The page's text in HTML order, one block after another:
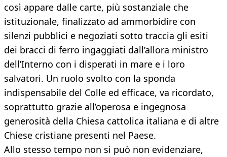
così appare dalle carte, più sostanziale che
istituzionale, finalizzato ad ammorbidire con
silenzi pubblici e negoziati sotto traccia gli esiti
dei bracci di ferro ingaggiati dall’allora ministro
dell’Interno con i disperati in mare e i loro
salvatori. Un ruolo svolto con la sponda
indispensabile del Colle ed efficace, va ricordato,
soprattutto grazie all’operosa e ingegnosa
generosità della Chiesa cattolica italiana e di altre
Chiese cristiane presenti nel Paese.
Allo stesso tempo non si può non evidenziare,